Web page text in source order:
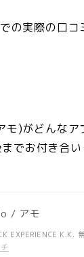
の実際の口コ
モ)がどんな
でお付き合い
/ アモ
EXPERIENCE K.K.